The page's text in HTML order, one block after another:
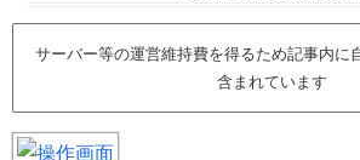
サーバー等の運営維持費を得るため記事内に
含まれています